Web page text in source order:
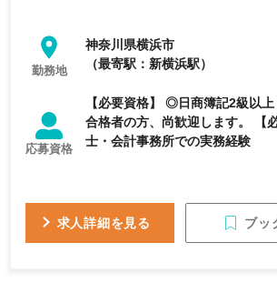
勤務地
神奈川県横浜市
（最寄駅：新横浜駅）
応募資格
【必要資格】 ◎日商簿記2級以
合格者の方、尚歓迎します。 【必須経験】 ◎税理
士・会計事務所での実務経験
求人詳細を見る ブッ